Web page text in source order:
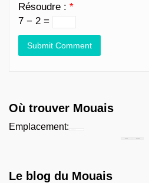
Résoudre : *
7 − 2 =
Où trouver Mouais
Emplacement:
Le blog du Mouais